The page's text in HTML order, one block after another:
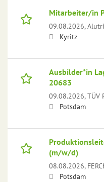
Mitarbeiter/in
09.08.2026,
Kyritz
Ausbilder*in
20683
09.08.2026,TÜV
Potsdam
(m/w/d)
08.08.2026,
Potsdam